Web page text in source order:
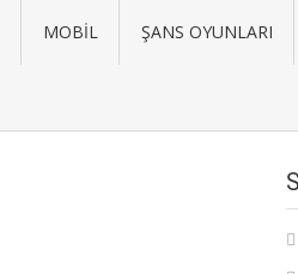
MOBIL ŞANS OYUNLARI